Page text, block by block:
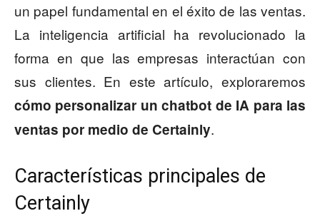
un papel fundamental en el éxito de las ventas.
La inteligencia artificial ha revolucionado la
forma en que las empresas interactúan con
sus clientes. En este artículo, exploraremos
cómo personalizar un chatbot de IA para las
ventas por medio de Certainly.
Características principales de
Certainly